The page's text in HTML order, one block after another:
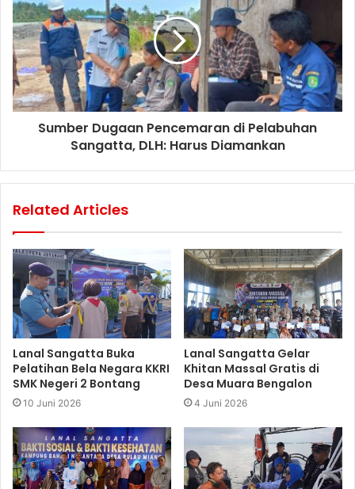
Sumber Dugaan Pencemaran di Pelabuhan
Sangatta, DLH: Harus Diamankan
Related Articles
Lanal Sangatta Buka
Pelatihan Bela Negara KKRI
SMK Negeri 2 Bontang
10 Juni 2026
Lanal Sangatta Gelar
Khitan Massal Gratis di
Desa Muara Bengalon
4 Juni 2026